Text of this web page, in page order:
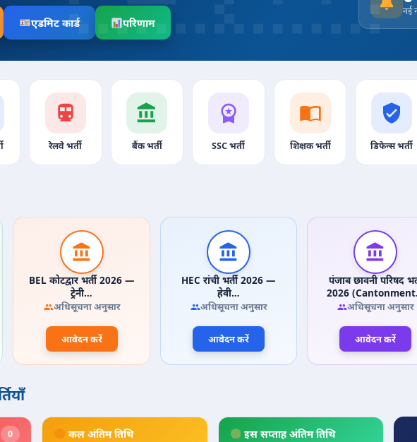
एडमिट कार्ड परिणाम
नई
रेलवे भर्ती बैंक भर्ती SSC भर्ती शिक्षक भर्ती डिफेन्स भर्ती
BEL कोटद्वार भर्ती 2026 —
ट्रेनी…
अधिसूचना अनुसार
आवेदन करें
HEC रांची भर्ती 2026 —
हेवी…
अधिसूचना अनुसार
आवेदन करें
पंजाब छावनी परिषद
2026
अधिसूचना अनुसार
आवेदन करें
0 कल अंतिम तिथि इस सप्ताह अंतिम तिथि